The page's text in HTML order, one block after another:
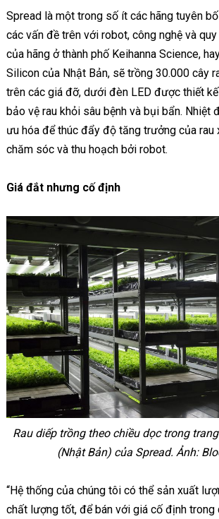
Spread là một trong số ít các hãng tuyên
các vấn đề trên với robot, công nghệ và
của hãng ở thành phố Keihanna Science,
Silicon của Nhật Bản, sẽ trồng 30.000 cây
trên các giá đỡ, dưới đèn LED được thiết
bảo vệ rau khỏi sâu bệnh và bụi bẩn. Nhiệt
ưu hóa để thúc đẩy độ tăng trưởng của rau
chăm sóc và thu hoạch bởi robot.
Giá đắt nhưng cố định
Rau diếp trồng theo chiều dọc trong
(Nhật Bản) của Spread. Ảnh:
“Hệ thống của chúng tôi có thể sản xuất
chất lượng tốt, để bán với giá cố định trong